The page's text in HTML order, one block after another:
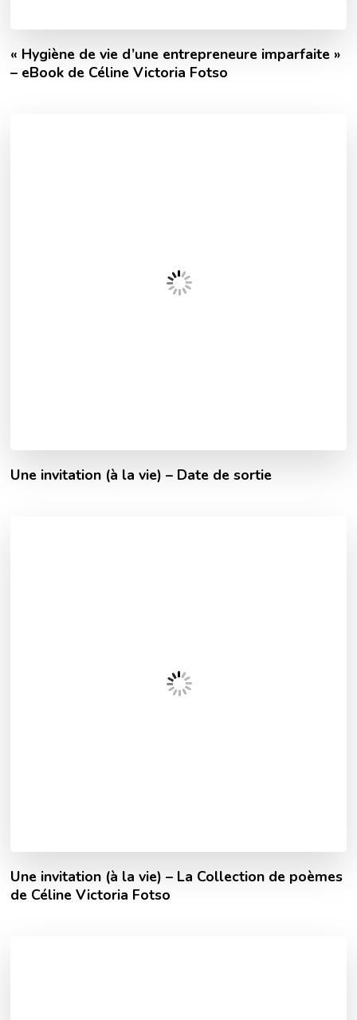
« Hygiène de vie d’une entrepreneure imparfaite »
– eBook de Céline Victoria Fotso
Une invitation (à la vie) – Date de sortie
Une invitation (à la vie) – La Collection de poèmes
de Céline Victoria Fotso